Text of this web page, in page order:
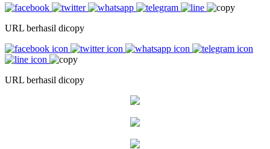
URL berhasil dicopy
URL berhasil dicopy